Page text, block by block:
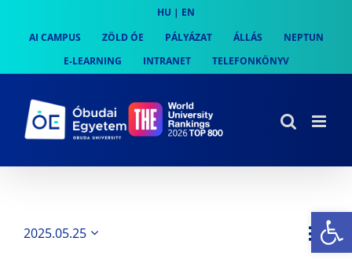
content
HU | EN
AI CAMPUS
ZÖLD ÓE PÁLYÁZAT ÁLLÁS
NEPTUN
E-LEARNING
INTRANET TELEFONKÖNYV
Nap
2025.05.25